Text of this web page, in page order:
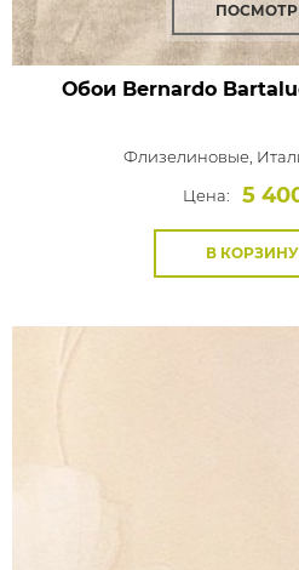
Обои Bernardo
Флизелиновые,
Цена:
5
В КОРЗИНУ